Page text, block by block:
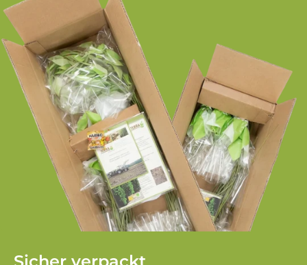
Sicher verpackt